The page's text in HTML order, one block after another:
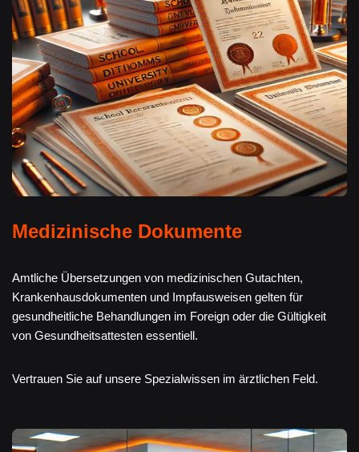
Medizinische Dokumente
Amtliche Übersetzungen von medizinischen Gutachten,
Krankenhausdokumenten und Impfausweisen gelten für
gesundheitliche Behandlungen im Foreign oder die Gültigkeit
von Gesundheitsattesten essentiell.
Vertrauen Sie auf unsere Spezialwissen im ärztlichen Feld.